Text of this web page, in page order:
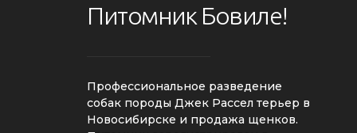
Питомник Бовиле!
Профессиональное разведение
собак породы Джек Рассел терьер в
Новосибирске и продажа щенков.